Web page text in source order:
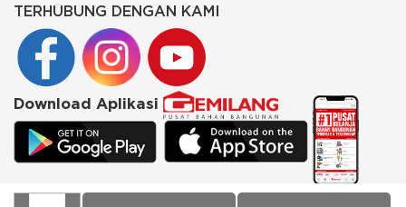
TERHUBUNG DENGAN KAMI
Download Aplikasi